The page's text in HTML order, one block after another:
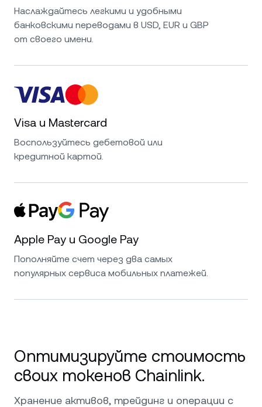
Наслаждайтесь легкими и удобными
банковскими переводами в USD, EUR и GBP
от своего имени.
Visa и Mastercard
Воспользуйтесь дебетовой или
кредитной картой.
Apple Pay и Google Pay
Пополняйте счет через два самых
популярных сервиса мобильных платежей.
Оптимизируйте стоимость
своих токенов Chainlink.
Хранение активов, трейдинг и операции с